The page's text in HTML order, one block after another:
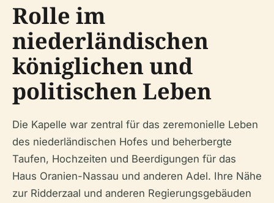
Rolle im
niederländischen
königlichen und
politischen Leben
Die Kapelle war zentral für das zeremonielle Leben
des niederländischen Hofes und beherbergte
Taufen, Hochzeiten und Beerdigungen für das
Haus Oranien-Nassau und anderen Adel. Ihre Nähe
zur Ridderzaal und anderen Regierungsgebäuden